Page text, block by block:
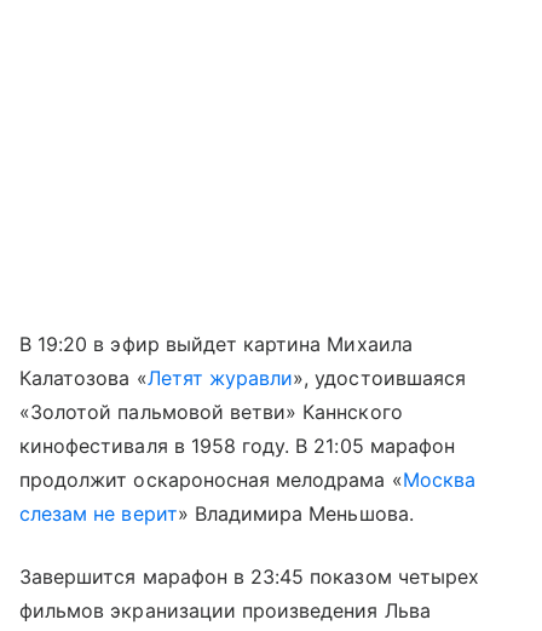
В 19:20 в эфир выйдет картина Михаила
Калатозова «Летят журавли», удостоившаяся
«Золотой пальмовой ветви» Каннского
кинофестиваля в 1958 году. В 21:05 марафон
продолжит оскароносная мелодрама «Москва
слезам не верит» Владимира Меньшова.
Завершится марафон в 23:45 показом четырех
фильмов экранизации произведения Льва